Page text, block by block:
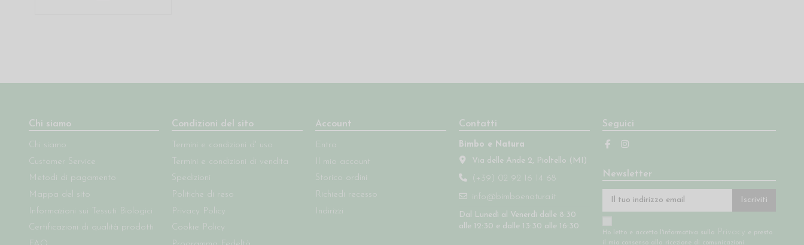
Chi siamo
Chi siamo
Customer Service
Metodi di pagamento
Mappa del sito
Informazioni sui Tessuti Biologici
Certificazioni di qualità prodotti
Condizioni del sito
Termini e condizioni d' uso
Termini e condizioni di vendita
Spedizioni
Politiche di reso
Privacy Policy
Cookie Policy
Account
Entra
Il mio account
Storico ordini
Richiedi recesso
Indirizzi
Contatti
Bimbo e Natura
Via delle Ande 2, Pioltello (MI)
(+39) 02 92 16 14 68
info@bimboenatura.it
Dal Lunedì al Venerdì dalle 8:30
alle 12:30 e dalle 13:30 alle 16:30
Seguici
Newsletter
Iscriviti
Ho letto e accetto l'informativa sulla Privacy
e presto
il mio consenso alla ricezione di comunicazioni